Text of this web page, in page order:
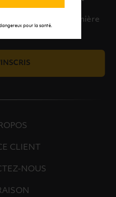
dangereux pour la santé.
en avant-première
CLIENT
NOUS